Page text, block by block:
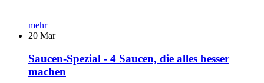
mehr
20 Mar
Saucen-Spezial - 4 Saucen, die alles besser
machen